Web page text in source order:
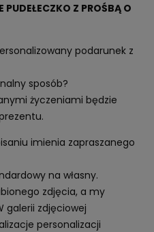
PUDEŁECZKO Z PROŚBĄ O
podarunek z
sposób?
życzeniami będzie
imienia zapraszanego
na własny.
zdjęcia, a my
galerii zdjęciowej
personalizacji